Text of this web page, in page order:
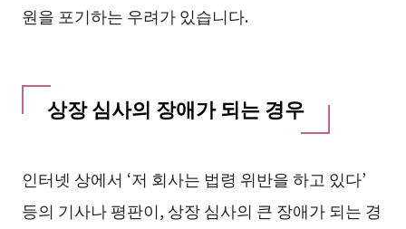
원을 포기하는 우려가 있습니다.
상장 심사의 장애가 되는 경우
인터넷 상에서 ‘저 회사는 법령 위반을 하고 있다’
등의 기사나 평판이, 상장 심사의 큰 장애가 되는 경